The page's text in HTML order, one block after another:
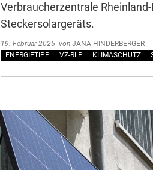
Verbraucherzentrale
Steckersolargeräts.
19. Februar 2025 von JANA HINDERBERGER
ENERGIETIPP
VZ-RLP KLIMASCHUTZ